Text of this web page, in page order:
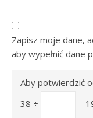
Zapisz moje dane,
aby wypełnić dane
Aby potwierdzić
38 ÷
=